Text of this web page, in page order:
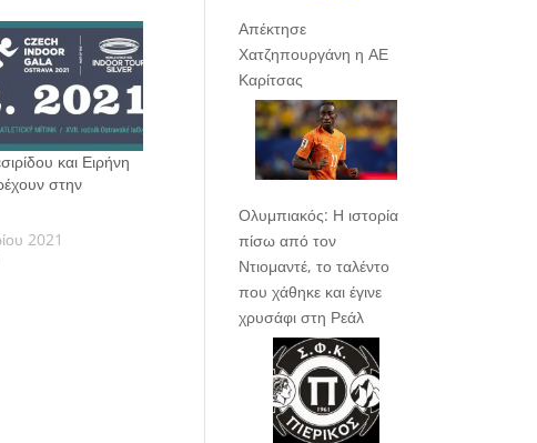
και Ειρήνη
στην
2021
Απέκτησε
Χατζηπουργάνη η ΑΕ
Καρίτσας
Ολυμπιακός: Η ιστορία
πίσω από τον
Ντιομαντέ, το ταλέντο
που χάθηκε και έγινε
χρυσάφι στη Ρεάλ